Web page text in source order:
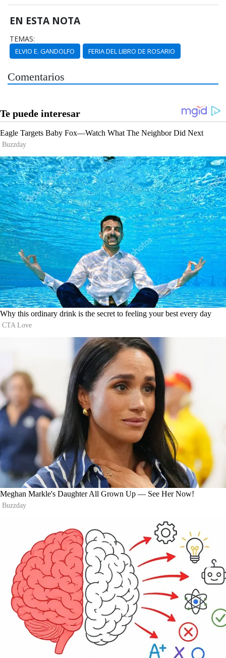
EN ESTA NOTA
TEMAS:
ELVIO E. GANDOLFO FERIA DEL LIBRO DE ROSARIO
Comentarios